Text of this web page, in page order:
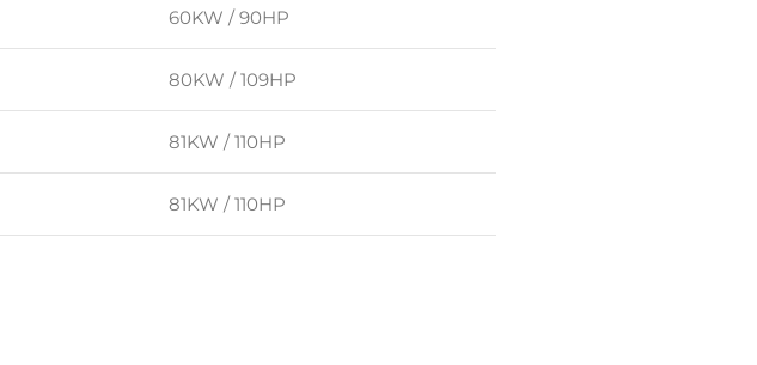
60KW / 90HP
80KW / 109HP
81KW / 110HP
81KW / 110HP